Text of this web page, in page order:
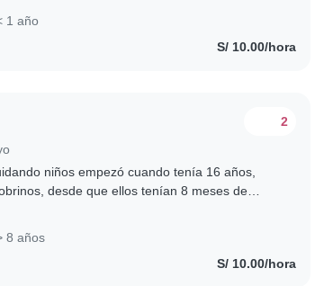
1 año
S/ 10.00/hora
2
niños empezó cuando tenía 16 años,
desde que ellos tenían 8 meses de
8 años
S/ 10.00/hora